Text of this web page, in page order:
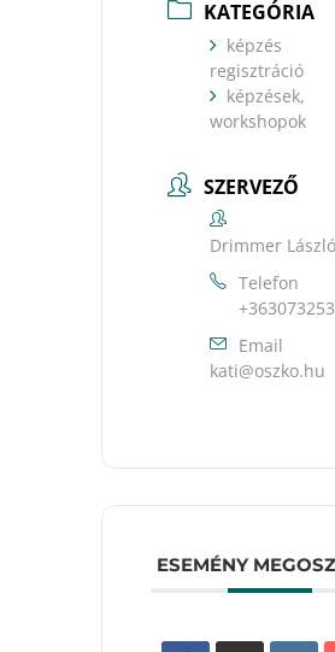
KATEGÓRIA
képzés
regisztráció
képzések,
workshopok
SZERVEZŐ
Drimmer
Telefon
Email
uh.okzso@itak
ESEMÉNY